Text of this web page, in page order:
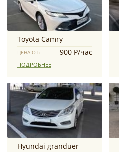
Toyota Camry
ЦЕНА ОТ: 900 Р/час
ПОДРОБНЕЕ
Hyundai granduer